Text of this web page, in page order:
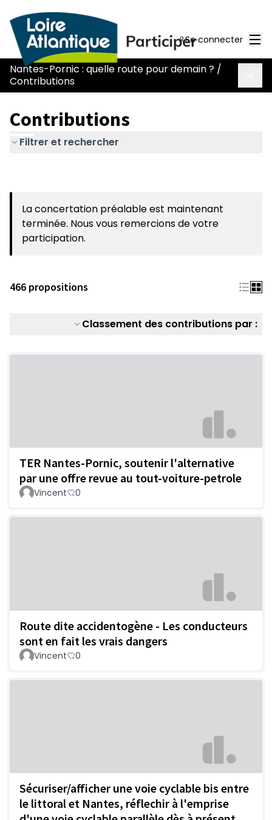
Se connecter
Nantes-Pornic : quelle route pour demain ? /
Contributions
Contributions
Filtrer et rechercher
La concertation préalable est maintenant
terminée. Nous vous remercions de votre
participation.
466 propositions
Classement des contributions par :
TER Nantes-Pornic, soutenir l'alternative
par une offre revue au tout-voiture-petrole
Vincent 0
Route dite accidentogène - Les conducteurs
sont en fait les vrais dangers
Vincent 0
Sécuriser/afficher une voie cyclable bis entre
le littoral et Nantes, réflechir à l'emprise